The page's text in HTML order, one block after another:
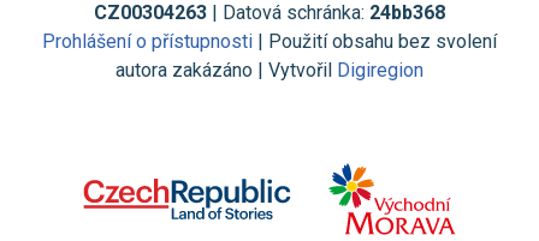
CZ00304263 | Datová schránka: 24bb368
Prohlášení o přístupnosti | Použití obsahu bez svolení
autora zakázáno | Vytvořil Digiregion